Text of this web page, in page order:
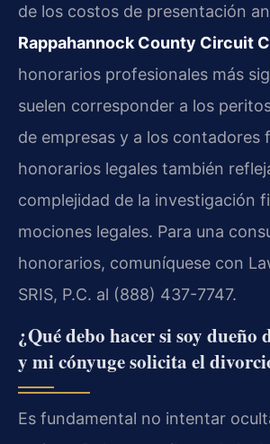
de los costos de presentación
Rappahannock County Circuit
honorarios profesionales más
suelen corresponder a los
de empresas y a los contadores
honorarios legales también
complejidad de la investigación
mociones legales. Para una
honorarios, comuníquese con
SRIS, P.C. al (888) 437-7747.
¿Qué debo hacer si soy dueño
y mi cónyuge solicita el
Es fundamental no intentar